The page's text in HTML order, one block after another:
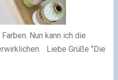
Nun kann ich die
Liebe Grüße "Die